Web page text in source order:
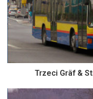
Trzeci Gräf &